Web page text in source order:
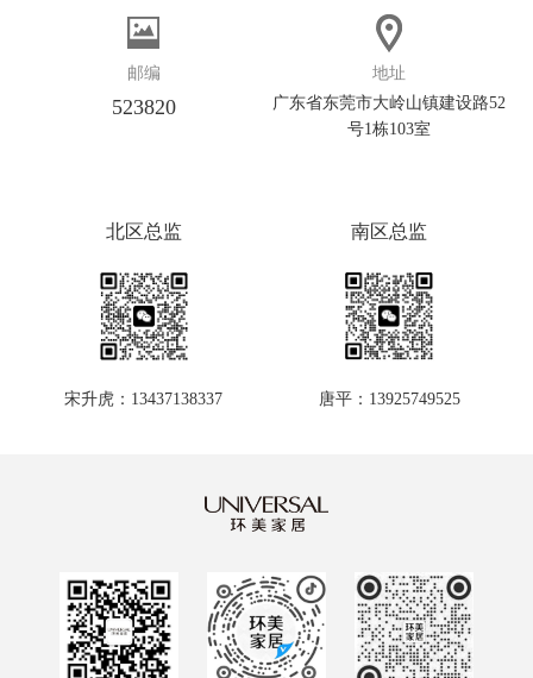
邮编
523820
地址
广东省东莞市大岭山镇建设路52
号1栋103室
北区总监
宋升虎：13437138337
南区总监
唐平：13925749525